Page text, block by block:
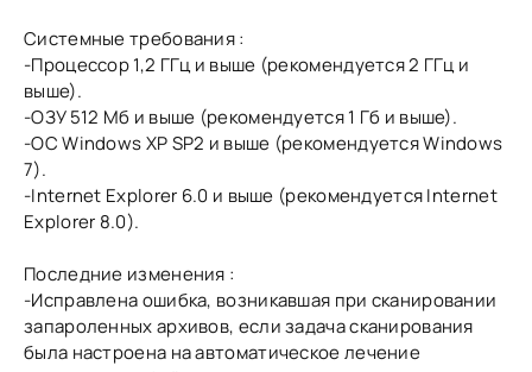
Системные требования :
-Процессор 1,2 ГГц и выше (рекомендуется 2 ГГц и
выше).
-ОЗУ 512 Мб и выше (рекомендуется 1 Гб и выше).
-ОС Windows XP SP2 и выше (рекомендуется Windows
7).
-Internet Explorer 6.0 и выше (рекомендуется Internet
Explorer 8.0).
Последние изменения :
-Исправлена ошибка, возникавшая при сканировании
запароленных архивов, если задача сканирования
была настроена на автоматическое лечение